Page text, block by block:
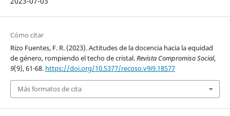
Cómo citar
Rizo Fuentes, F. R. (2023). Actitudes de la docencia hacia la equidad
de género, rompiendo el techo de cristal.Revista Compromiso Social,
9(9), 61-68. https://doi.org/10.5377/recoso.v9i9.18577
Más formatos de cita